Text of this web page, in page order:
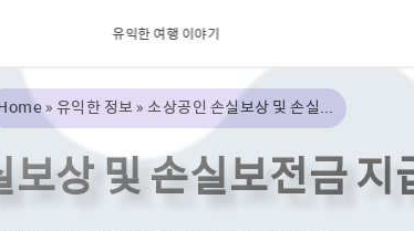
유익한 여행 이야기
Home 유익한 정보
보상 및 손실보전금 지